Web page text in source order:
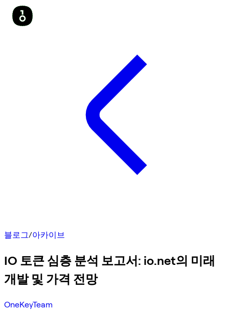
블로그/아카이브
IO 토큰 심층 분석 보고서: io.net의 미래
개발 및 가격 전망
OneKeyTeam